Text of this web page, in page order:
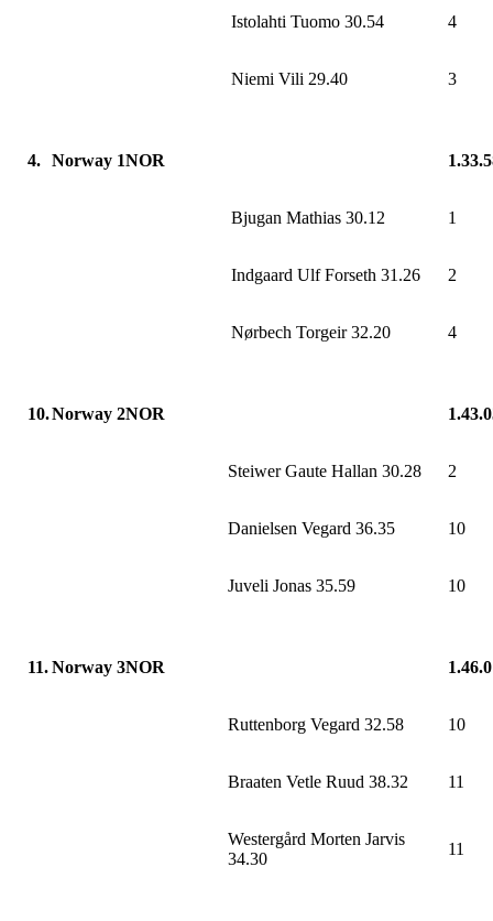
Istolahti Tuomo 30.54 4
Niemi Vili 29.40 3
4. Norway 1NOR
Bjugan Mathias 30.12 1
Indgaard Ulf Forseth 31.26 2
Nørbech Torgeir 32.20 4
10.Norway 2NOR
Steiwer Gaute Hallan 30.28 2
Danielsen Vegard 36.35 10
Juveli Jonas 35.59 10
11.Norway 3NOR
Ruttenborg Vegard 32.58 10
Braaten Vetle Ruud 38.32 11
Westergård Morten Jarvis
34.30
11